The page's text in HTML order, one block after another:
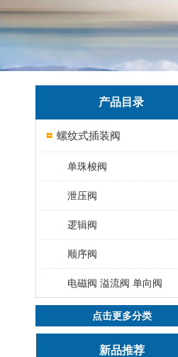
产品目录
螺纹式插装阀
单珠梭阀
泄压阀
逻辑阀
顺序阀
电磁阀 溢流阀 单向阀
点击更多分类
新品推荐